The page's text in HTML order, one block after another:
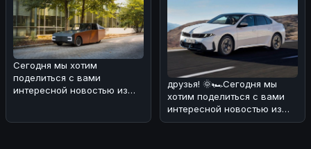
Сегодня мы хотим
поделиться с вами
интересной новостью из
друзья! 🌞🏎Сегодня мы
хотим поделиться с вами
интересной новостью из
мира BMW. В Европе уже в